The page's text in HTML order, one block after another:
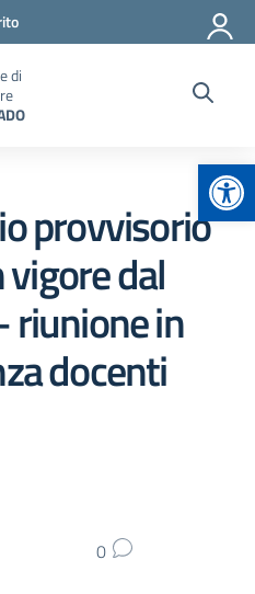
di
provvisorio
dal
in
docenti
0